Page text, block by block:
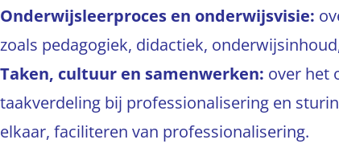
Onderwijsleerproces en onderwijsvisie:
zoals pedagogiek, didactiek,
Taken, cultuur en samenwerken: over het
taakverdeling bij professionalisering en
elkaar, faciliteren van professionalisering.